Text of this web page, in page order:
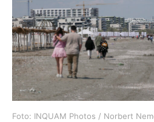
Foto: INQUAM Photos / Norbert